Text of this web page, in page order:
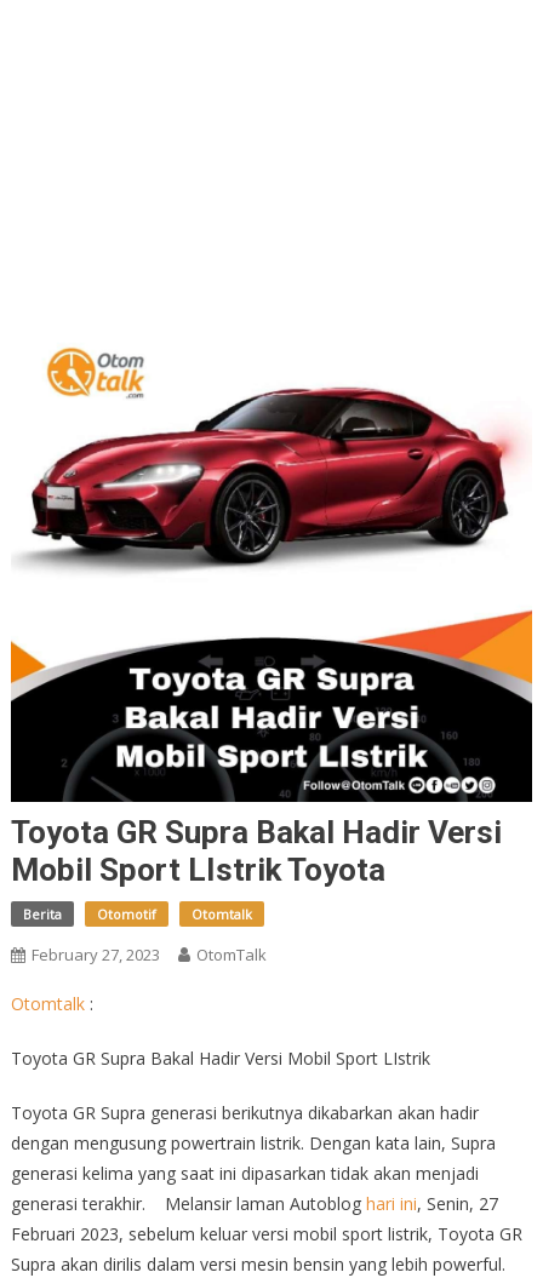
Toyota GR Supra Bakal Hadir Versi
Mobil Sport LIstrik Toyota
Berita Otomotif Otomtalk
February 27, 2023 OtomTalk
Otomtalk:
Toyota GR Supra Bakal Hadir Versi Mobil Sport LIstrik
Toyota GR Supra generasi berikutnya dikabarkan akan hadir
dengan mengusung powertrain listrik. Dengan kata lain, Supra
generasi kelima yang saat ini dipasarkan tidak akan menjadi
generasi terakhir. Melansir laman Autoblog hari ini, Senin, 27
Februari 2023, sebelum keluar versi mobil sport listrik, Toyota GR
Supra akan dirilis dalam versi mesin bensin yang lebih powerful.